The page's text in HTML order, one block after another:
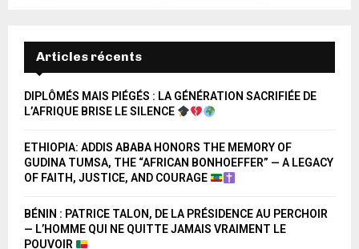
Articles récents
DIPLÔMÉS MAIS PIÉGÉS : LA GÉNÉRATION SACRIFIÉE DE
L’AFRIQUE BRISE LE SILENCE
ETHIOPIA: ADDIS ABABA HONORS THE MEMORY OF
GUDINA TUMSA, THE “AFRICAN BONHOEFFER” — A LEGACY
OF FAITH, JUSTICE, AND COURAGE
BÉNIN : PATRICE TALON, DE LA PRÉSIDENCE AU PERCHOIR
— L’HOMME QUI NE QUITTE JAMAIS VRAIMENT LE
POUVOIR